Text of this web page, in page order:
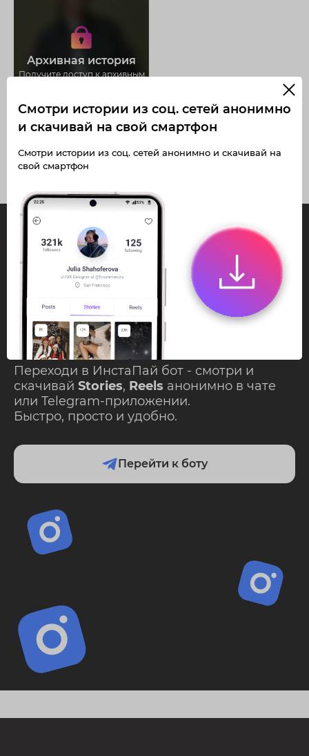
Архивная история
Получите доступ к архивным
Получите доступ к архивным
историям arlekin_oo
Не отвлекайтесь на рекламу
Загружайте истории без
ограничений
InstaPie
Смотри Stories и
скачивай Reels без
ограничений!
Переходи в ИнстаПай бот - смотри и
скачивай Stories, Reels анонимно в чате
или Telegram-приложении.
Быстро, просто и удобно.
Перейти к боту
Смотри истории из соц. сетей анонимно
и скачивай на свой смартфон
Смотри истории из соц. сетей анонимно и скачивай на
свой смартфон